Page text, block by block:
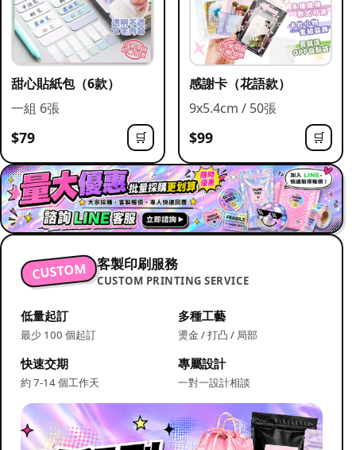
甜心貼紙包（6款）
一組 6張
$79 🛒
感謝卡（花語款）
9x5.4cm / 50張
$99 🛒
CUSTOM 客製印刷服務
CUSTOM PRINTING SERVICE
低量起訂
最少 100 個起訂
多種工藝
燙金 / 打凸 / 局部
快速交期
約 7-14 個工作天
專屬設計
一對一設計相談